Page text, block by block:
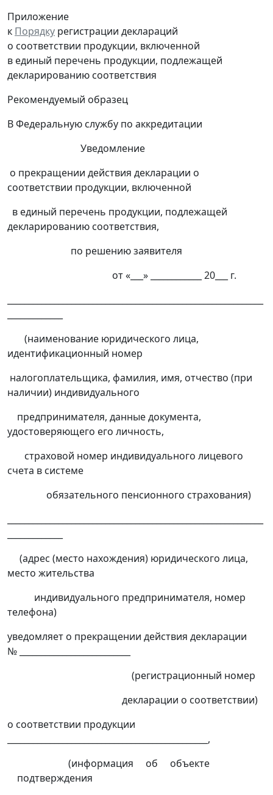
Приложение
к Порядку регистрации деклараций
о соответствии продукции, включенной
в единый перечень продукции, подлежащей
декларированию соответствия
Рекомендуемый образец
В Федеральную службу по аккредитации
Уведомление
о прекращении действия декларации о
соответствии продукции, включенной
в единый перечень продукции, подлежащей
декларированию соответствия,
по решению заявителя
от «___» ____________ 20___ г.
(наименование юридического лица,
идентификационный номер
налогоплательщика, фамилия, имя, отчество (при
наличии) индивидуального
предпринимателя, данные документа,
удостоверяющего его личность,
страховой номер индивидуального лицевого
счета в системе
обязательного пенсионного страхования)
(адрес (место нахождения) юридического лица,
место жительства
индивидуального предпринимателя, номер
телефона)
уведомляет о прекращении действия декларации
№ __________________________
(регистрационный номер
декларации о соответствии)
о соответствии продукции
_______________________________________________,
(информация об объекте
подтверждения